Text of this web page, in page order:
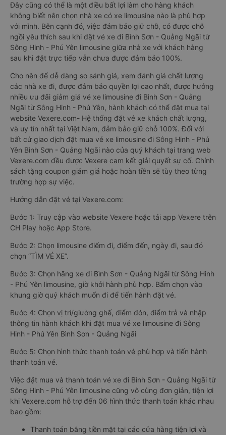
Đây cũng có thể là một điều bất lợi làm cho hàng khách
không biết nên chọn nhà xe có xe limousine nào là phù hợp
với mình. Bên cạnh đó, việc đảm bảo giữ chỗ, có được chỗ
ngồi yêu thích sau khi đặt vé xe đi Bình Sơn - Quảng Ngãi từ
Sông Hinh - Phú Yên limousine giữa nhà xe với khách hàng
sau khi đặt trực tiếp vẫn chưa được đảm bảo 100%.
Cho nên để dễ dàng so sánh giá, xem đánh giá chất lượng
các nhà xe đi, được đảm bảo quyền lợi cao nhất, được hưởng
nhiều ưu đãi giảm giá vé xe limousine đi Bình Sơn - Quảng
Ngãi từ Sông Hinh - Phú Yên, hành khách có thể đặt mua tại
website Vexere.com- Hệ thống đặt vé xe khách chất lượng,
và uy tín nhất tại Việt Nam, đảm bảo giữ chỗ 100%. Đối với
bất cứ giao dịch đặt mua vé xe limousine đi Sông Hinh - Phú
Yên Bình Sơn - Quảng Ngãi nào của quý khách tại trang web
Vexere.com đều được Vexere cam kết giải quyết sự cố. Chính
sách tặng coupon giảm giá hoặc hoàn tiền sẽ tùy theo từng
trường hợp sự việc.
Hướng dẫn đặt vé tại Vexere.com:
Bước 1: Truy cập vào website Vexere hoặc tải app Vexere trên
CH Play hoặc App Store.
Bước 2: Chọn limousine điểm đi, điểm đến, ngày đi, sau đó
chọn “TÌM VÉ XE”.
Bước 3: Chọn hãng xe đi Bình Sơn - Quảng Ngãi từ Sông Hinh
- Phú Yên limousine, giờ khởi hành phù hợp. Bấm chọn vào
khung giờ quý khách muốn đi để tiến hành đặt vé.
Bước 4: Chọn vị trí/giường ghế, điểm đón, điểm trả và nhập
thông tin hành khách khi đặt mua vé xe limousine đi Sông
Hinh - Phú Yên Bình Sơn - Quảng Ngãi
Bước 5: Chọn hình thức thanh toán vé phù hợp và tiến hành
thanh toán vé.
Việc đặt mua và thanh toán vé xe đi Bình Sơn - Quảng Ngãi từ
Sông Hinh - Phú Yên limousine cũng vô cùng đơn giản, tiện lợi
khi Vexere.com hỗ trợ đến 06 hình thức thanh toán khác nhau
bao gồm:
Thanh toán bằng tiền mặt tại các cửa hàng tiện lợi và